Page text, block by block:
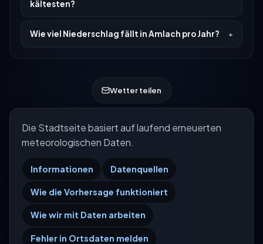
kältesten?
Wie viel Niederschlag fällt in Amlach pro Jahr?
Wetter teilen
Die Stadtseite basiert auf laufend erneuerten
meteorologischen Daten.
Informationen Datenquellen
Wie die Vorhersage funktioniert
Wie wir mit Daten arbeiten
Fehler in Ortsdaten melden